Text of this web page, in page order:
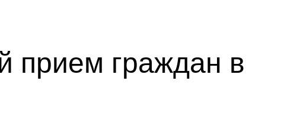
прием граждан в